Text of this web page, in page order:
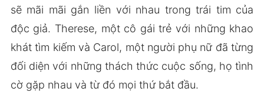
sẽ mãi mãi gắn liền với nhau trong trái tim của
độc giả. Therese, một cô gái trẻ với những khao
khát tìm kiếm và Carol, một người phụ nữ đã từng
đối diện với những thách thức cuộc sống, họ tình
cờ gặp nhau và từ đó mọi thứ bắt đầu.